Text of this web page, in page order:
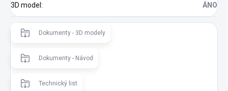
3D model : ÁNO
Dokumenty - 3D modely
Dokumenty - Návod
Technický list